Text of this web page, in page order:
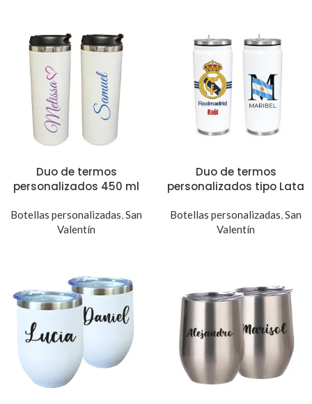
Duo de termos
personalizados 450 ml
Botellas personalizadas,San
Valentín
Duo de termos
personalizados tipo Lata
Botellas personalizadas,San
Valentín